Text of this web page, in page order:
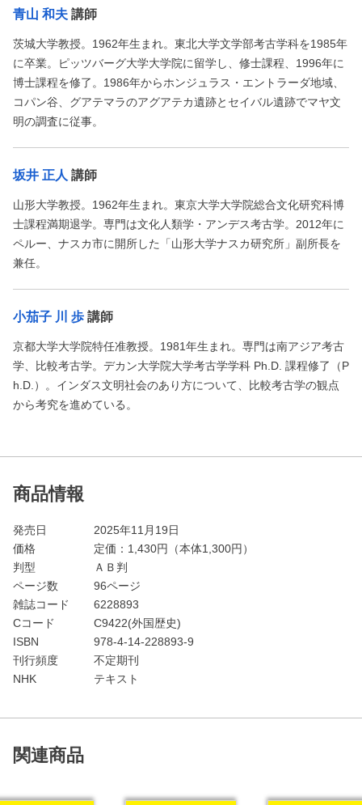
青山 和夫 講師
茨城大学教授。1962年生まれ。東北大学文学部考古学科を1985年
に卒業。ピッツバーグ大学大学院に留学し、修士課程、1996年に
博士課程を修了。1986年からホンジュラス・エントラーダ地域、
コパン谷、グアテマラのアグアテカ遺跡とセイバル遺跡でマヤ文
明の調査に従事。
坂井 正人 講師
山形大学教授。1962年生まれ。東京大学大学院総合文化研究科博
士課程満期退学。専門は文化人類学・アンデス考古学。2012年に
ペルー、ナスカ市に開所した「山形大学ナスカ研究所」副所長を
兼任。
小茄子 川 歩 講師
京都大学大学院特任准教授。1981年生まれ。専門は南アジア考古
学、比較考古学。デカン大学院大学考古学学科 Ph.D. 課程修了（P
h.D.）。インダス文明社会のあり方について、比較考古学の観点
から考究を進めている。
商品情報
発売日
2025年11月19日
価格
定価： 1,430円（本体1,300円）
判型
ＡＢ判
ページ数
96ページ
雑誌コード
6228893
Cコード
C9422(外国歴史)
ISBN
978-4-14-228893-9
刊行頻度
不定期刊
NHK
テキスト
関連商品